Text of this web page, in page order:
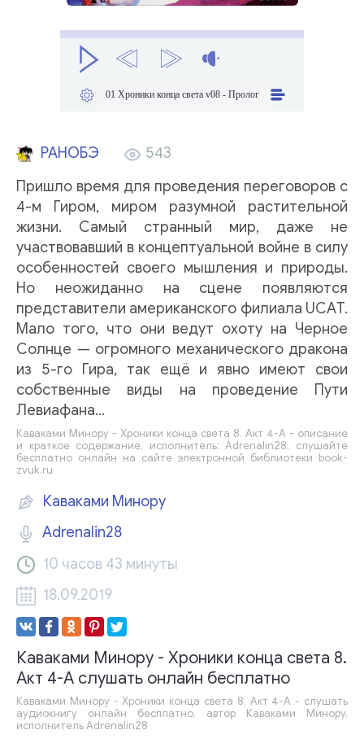
01 Хроники конца света v08 - Пролог
РАНОБЭ
543
Пришло время для проведения переговоров с
4-м Гиром, миром разумной растительной
жизни. Самый странный мир, даже не
участвовавший в концептуальной войне в силу
особенностей своего мышления и природы.
Но неожиданно на сцене появляются
представители американского филиала UСАT.
Мало того, что они ведут охоту на Черное
Солнце — огромного механического дракона
из 5-го Гира, так ещё и явно имеют свои
собственные виды на проведение Пути
Левиафана…
Каваками Минору - Хроники конца света 8. Акт 4-А - описание
и краткое содержание, исполнитель: Adrenalin28, слушайте
бесплатно онлайн на сайте электронной библиотеки book-
zvuk.ru
Каваками Минору
Adrenalin28
10 часов 43 минуты
18.09.2019
Каваками Минору - Хроники конца света 8.
Акт 4-А слушать онлайн бесплатно
Каваками Минору - Хроники конца света 8. Акт 4-А - слушать
аудиокнигу онлайн бесплатно, автор Каваками Минору,
исполнитель Adrenalin28